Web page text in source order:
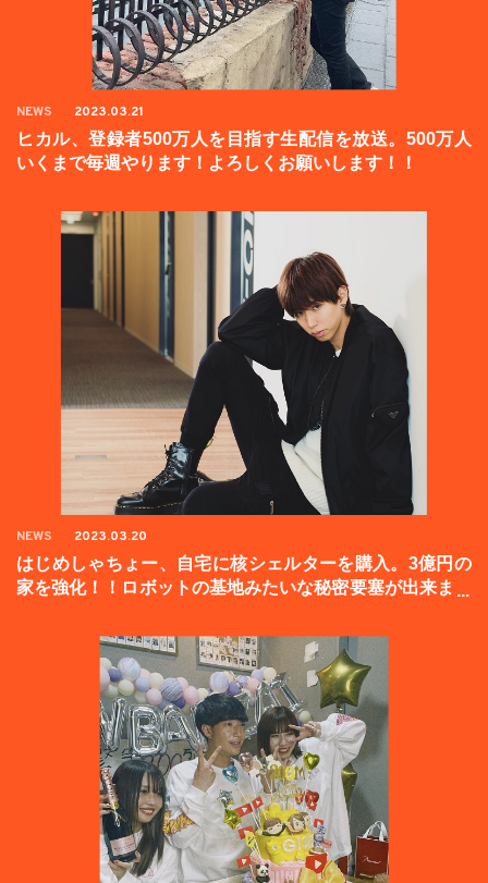
NEWS 2023.03.21
ヒカル、登録者500万人を目指す生配信を放送。500万人
いくまで毎週やります！よろしくお願いします！！
NEWS 2023.03.20
はじめしゃちょー、自宅に核シェルターを購入。3億円の
家を強化！！ロボットの基地みたいな秘密要塞が出来まし